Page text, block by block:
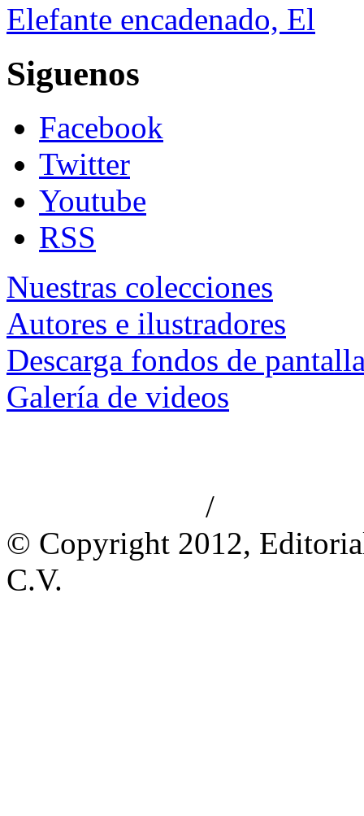
Elefante encadenado, El
Siguenos
Facebook
Twitter
Youtube
RSS
Nuestras colecciones
Autores e ilustradores
Descarga fondos de
Galería de videos
/
© Copyright 2012,
C.V.